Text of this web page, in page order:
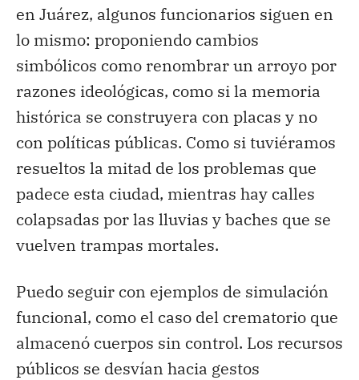
en Juárez, algunos funcionarios siguen en
lo mismo: proponiendo cambios
simbólicos como renombrar un arroyo por
razones ideológicas, como si la memoria
histórica se construyera con placas y no
con políticas públicas. Como si tuviéramos
resueltos la mitad de los problemas que
padece esta ciudad, mientras hay calles
colapsadas por las lluvias y baches que se
vuelven trampas mortales.
Puedo seguir con ejemplos de simulación
funcional, como el caso del crematorio que
almacenó cuerpos sin control. Los recursos
públicos se desvían hacia gestos